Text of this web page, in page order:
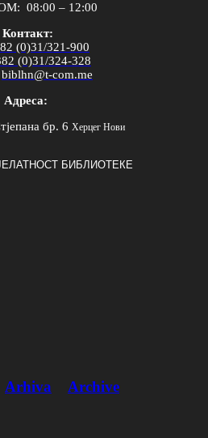
08:00 – 12:00
Контакт:
(0)31/321-900
(0)31/324-328
biblhn@t-com.me
Адреса:
бр. 6 Херцег Нови
БИБЛИОТЕКЕ
Arhiva Archive